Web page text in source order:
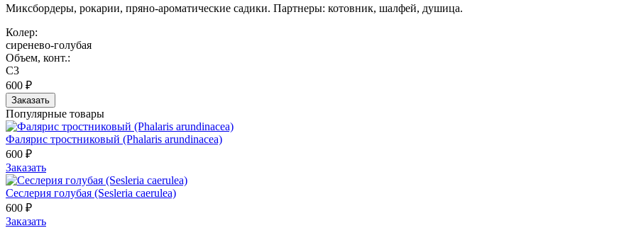
Миксбордеры, рокарии, пряно-ароматические садики. Партнеры: котовник, шалфей, душица.
Колер:
сиренево-голубая
Объем, конт.:
С3
600 ₽
Заказать
Популярные товары
Фалярис тростниковый (Phalaris arundinacea)
600 ₽
Заказать
Сеслерия голубая (Sesleria caerulea)
600 ₽
Заказать